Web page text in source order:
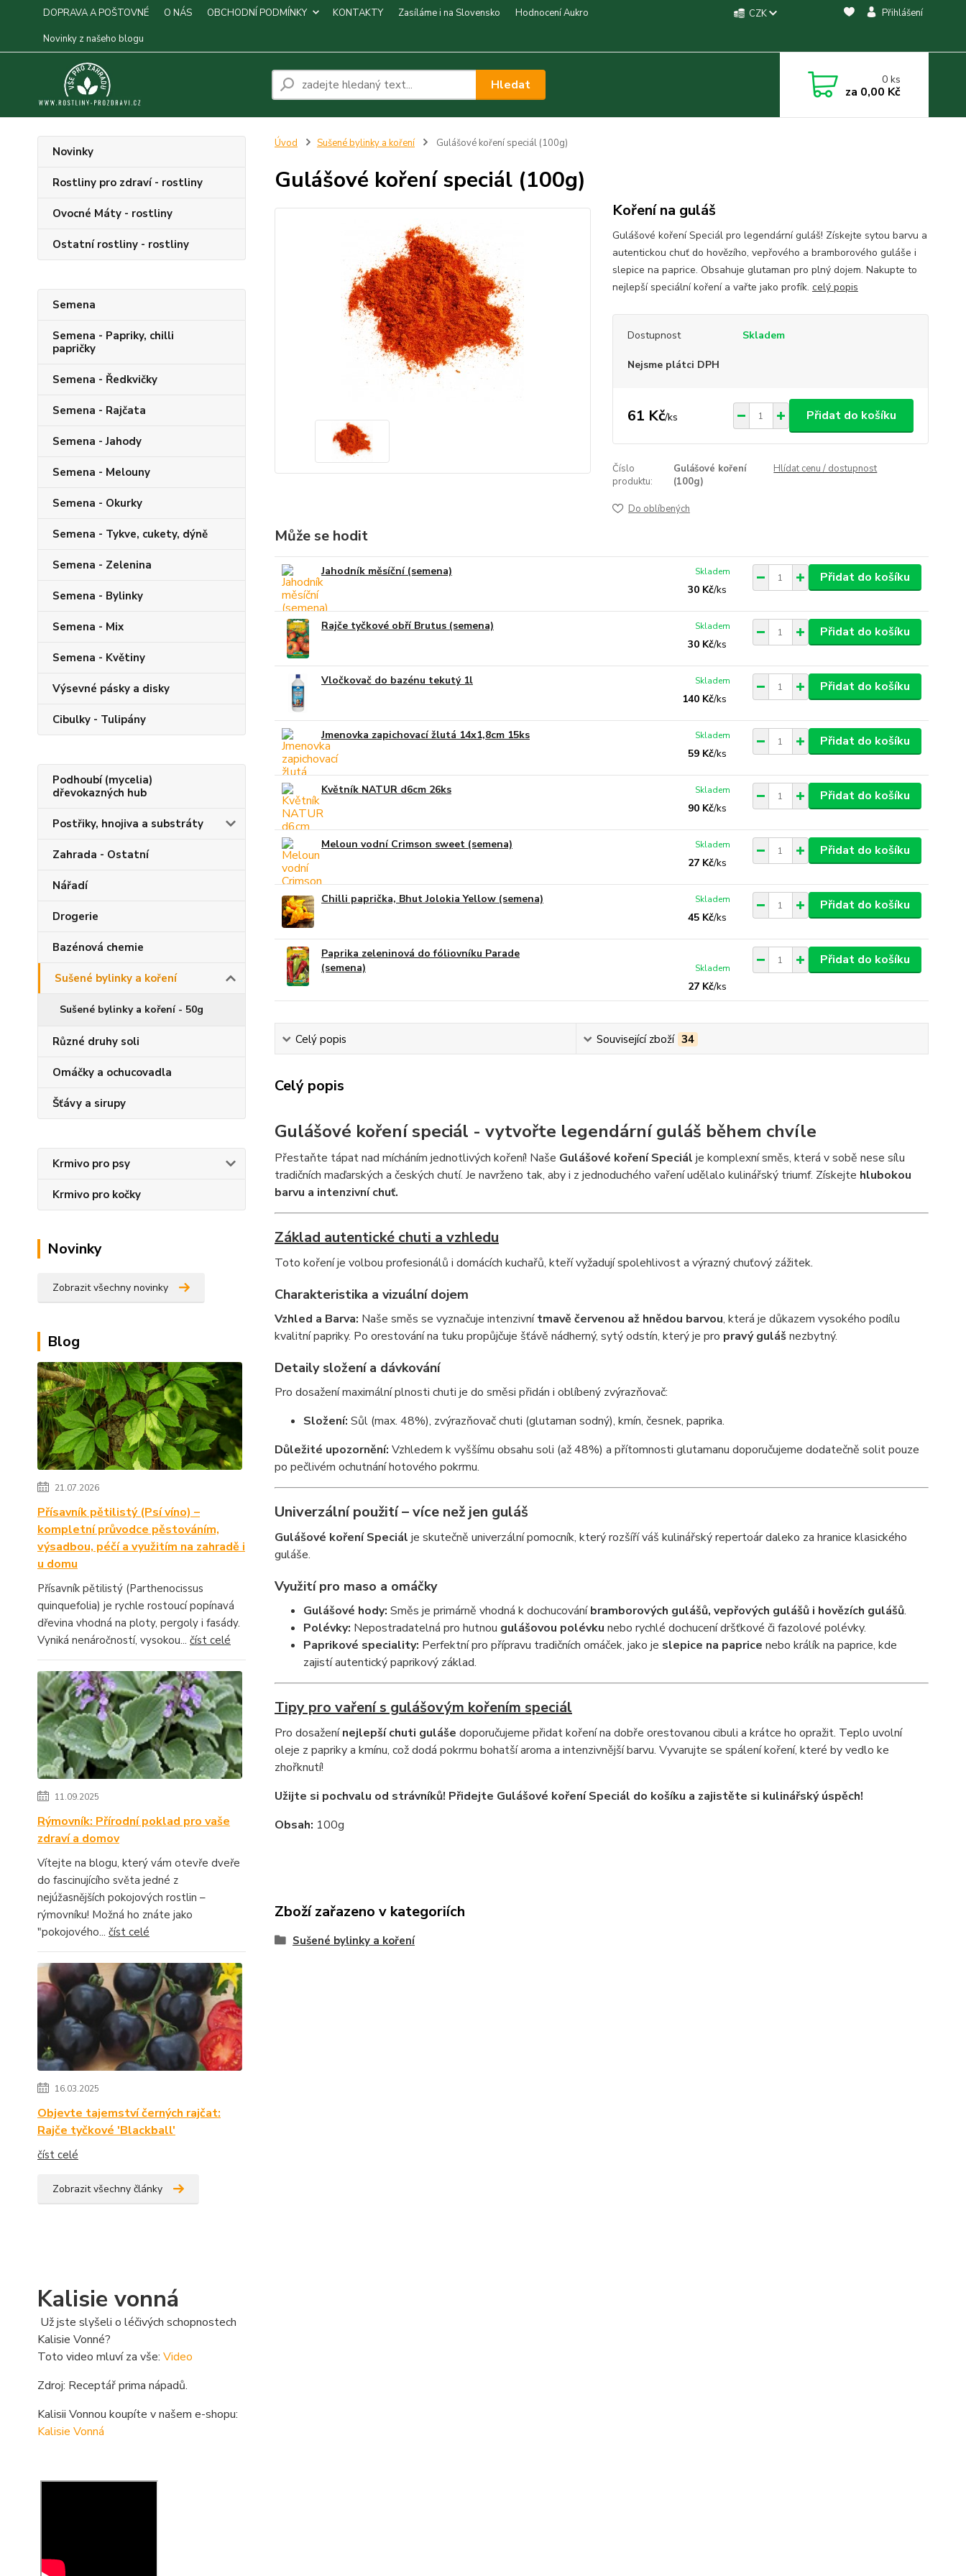
DOPRAVA A POŠTOVNÉ O NÁS OBCHODNÍ PODMÍNKY KONTAKTY Zasíláme i na Slovensko
Hodnocení Aukro
Novinky z našeho blogu
CZK Přihlášení
Hledat 0ks
za 0,00 Kč
Novinky
Rostliny pro zdraví - rostliny
Ovocné Máty - rostliny
Ostatní rostliny - rostliny
Semena
Semena - Papriky, chilli
papričky
Semena - Ředkvičky
Semena - Rajčata
Semena - Jahody
Semena - Melouny
Semena - Okurky
Semena - Tykve, cukety, dýně
Semena - Zelenina
Semena - Bylinky
Semena - Mix
Semena - Květiny
Výsevné pásky a disky
Cibulky - Tulipány
Podhoubí (mycelia)
dřevokazných hub
Postřiky, hnojiva a substráty
Zahrada - Ostatní
Nářadí
Drogerie
Bazénová chemie
Sušené bylinky a koření
Sušené bylinky a koření - 50g
Různé druhy soli
Omáčky a ochucovadla
Šťávy a sirupy
Krmivo pro psy
Krmivo pro kočky
Novinky
Zobrazit všechny novinky
Blog
21.07.2026
Přísavník pětilistý (Psí víno) –
kompletní průvodce pěstováním,
výsadbou, péčí a využitím na zahradě i
u domu
Přísavník pětilistý (Parthenocissus
quinquefolia) je rychle rostoucí popínavá
dřevina vhodná na ploty, pergoly i fasády.
Vyniká nenáročností, vysokou... číst celé
11.09.2025
Rýmovník: Přírodní poklad pro vaše
zdraví a domov
Vítejte na blogu, který vám otevře dveře
do fascinujícího světa jedné z
nejúžasnějších pokojových rostlin –
rýmovníku! Možná ho znáte jako
"pokojového... číst celé
16.03.2025
Objevte tajemství černých rajčat:
Rajče tyčkové 'Blackball'
číst celé
Zobrazit všechny články
Kalisie vonná
Už jste slyšeli o léčivých schopnostech
Kalisie Vonné?
Toto video mluví za vše: Video
Zdroj: Receptář prima nápadů.
Kalisii Vonnou koupíte v našem e-shopu:
Kalisie Vonná
Úvod Sušené bylinky a koření Gulášové koření speciál (100g)
Gulášové koření speciál (100g)
Koření na guláš
Gulášové koření Speciál pro legendární guláš! Získejte sytou barvu a
autentickou chuť do hovězího, vepřového a bramborového guláše i
slepice na paprice. Obsahuje glutaman pro plný dojem. Nakupte to
nejlepší speciální koření a vařte jako profík. celý popis
Dostupnost Skladem
Nejsme plátci DPH
61 Kč/ks Přidat do košíku
Číslo
produktu:
Gulášové koření
(100g)
Hlídat cenu / dostupnost
Do oblíbených
Může se hodit
Jahodník měsíční (semena)
30 Kč/ks
Skladem Přidat do košíku
Rajče tyčkové obří Brutus (semena)
30 Kč/ks
Skladem Přidat do košíku
Vločkovač do bazénu tekutý 1l
140 Kč/ks
Skladem Přidat do košíku
Jmenovka zapichovací žlutá 14x1,8cm 15ks
59 Kč/ks
Skladem Přidat do košíku
Květník NATUR d6cm 26ks
90 Kč/ks
Skladem Přidat do košíku
Meloun vodní Crimson sweet (semena)
27 Kč/ks
Skladem Přidat do košíku
Chilli paprička, Bhut Jolokia Yellow (semena)
45 Kč/ks
Skladem Přidat do košíku
Paprika zeleninová do fóliovníku Parade
(semena)
27 Kč/ks
Skladem
Přidat do košíku
Celý popis Související zboží 34
Celý popis
Gulášové koření speciál - vytvořte legendární guláš během chvíle
Přestaňte tápat nad mícháním jednotlivých koření! Naše Gulášové koření Speciál je komplexní směs, která v sobě nese sílu
tradičních maďarských a českých chutí. Je navrženo tak, aby i z jednoduchého vaření udělalo kulinářský triumf. Získejte hlubokou
barvu a intenzivní chuť.
Základ autentické chuti a vzhledu
Toto koření je volbou profesionálů i domácích kuchařů, kteří vyžadují spolehlivost a výrazný chuťový zážitek.
Charakteristika a vizuální dojem
Vzhled a Barva: Naše směs se vyznačuje intenzivnítmavě červenou až hnědou barvou, která je důkazem vysokého podílu
kvalitní papriky. Po orestování na tuku propůjčuje šťávě nádherný, sytý odstín, který je pro pravý gulášnezbytný.
Detaily složení a dávkování
Pro dosažení maximální plnosti chuti je do směsi přidán i oblíbený zvýrazňovač:
Složení: Sůl (max. 48%), zvýrazňovač chuti (glutaman sodný), kmín, česnek, paprika.
Důležité upozornění: Vzhledem k vyššímu obsahu soli (až 48%) a přítomnosti glutamanu doporučujeme dodatečně solit pouze
po pečlivém ochutnání hotového pokrmu.
Univerzální použití – více než jen guláš
Gulášové koření Speciál je skutečně univerzální pomocník, který rozšíří váš kulinářský repertoár daleko za hranice klasického
guláše.
Využití pro maso a omáčky
Gulášové hody: Směs je primárně vhodná k dochucováníbramborových gulášů, vepřových gulášů i hovězích gulášů.
Polévky: Nepostradatelná pro hutnou gulášovou polévku nebo rychlé dochucení dršťkové či fazolové polévky.
Paprikové speciality: Perfektní pro přípravu tradičních omáček, jako je slepice na paprice nebo králík na paprice, kde
zajistí autentický paprikový základ.
Tipy pro vaření s gulášovým kořením speciál
Pro dosaženínejlepší chuti guláše doporučujeme přidat koření na dobře orestovanou cibuli a krátce ho opražit. Teplo uvolní
oleje z papriky a kmínu, což dodá pokrmu bohatší aroma a intenzivnější barvu. Vyvarujte se spálení koření, které by vedlo ke
zhořknutí!
Užijte si pochvalu od strávníků! Přidejte Gulášové koření Speciál do košíku a zajistěte si kulinářský úspěch!
Obsah: 100g
Zboží zařazeno v kategoriích
Sušené bylinky a koření